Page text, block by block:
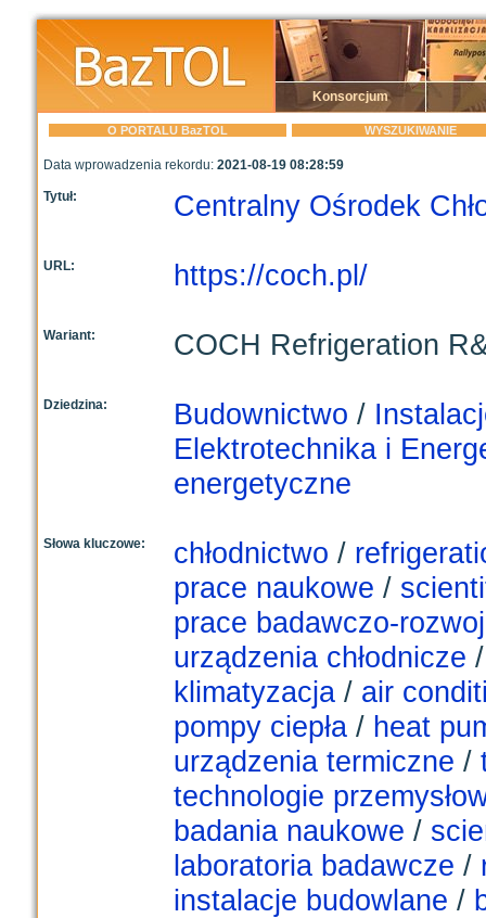
Konsorcjum
O PORTALU BazTOL WYSZUKIWANIE
Data wprowadzenia rekordu: 2021-08-19 08:28:59
Tytuł: Centralny Ośrodek
URL: https://coch.pl/
Wariant: COCH Refrigeration
Dziedzina: Budownictwo /
Elektrotechnika i
energetyczne
Słowa kluczowe: chłodnictwo /
prace naukowe /
prace badawczo-
urządzenia chłodnicze
klimatyzacja/ air
pompy ciepła/ heat
urządzenia termiczne /
technologie
badania naukowe /
laboratoria badawcze /
instalacje budowlane /